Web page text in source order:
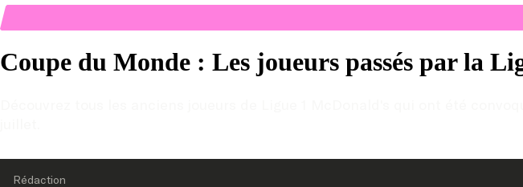
Coupe du Monde : Les joueurs passés par la
Rédaction